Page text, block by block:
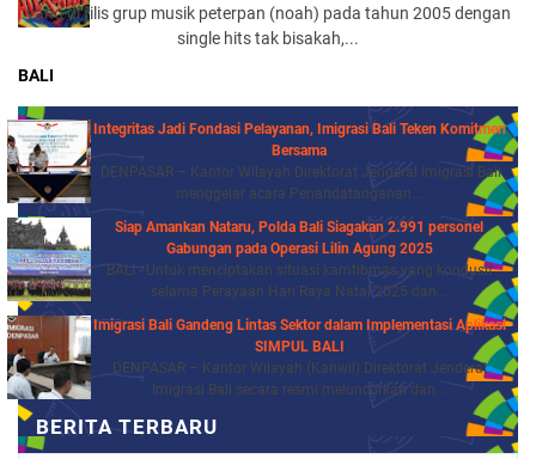
yang di rilis grup musik peterpan (noah) pada tahun 2005 dengan
single hits tak bisakah,...
BALI
Integritas Jadi Fondasi Pelayanan, Imigrasi Bali Teken Komitmen
Bersama
DENPASAR – Kantor Wilayah Direktorat Jenderal Imigrasi Bali
menggelar acara Penandatanganan...
Siap Amankan Nataru, Polda Bali Siagakan 2.991 personel
Gabungan pada Operasi Lilin Agung 2025
BALI - Untuk menciptakan situasi kamtibmas yang kondusif
selama Perayaan Hari Raya Natal 2025 dan...
Imigrasi Bali Gandeng Lintas Sektor dalam Implementasi Aplikasi
SIMPUL BALI
DENPASAR – Kantor Wilayah (Kanwil) Direktorat Jenderal
Imigrasi Bali secara resmi meluncurkan dan...